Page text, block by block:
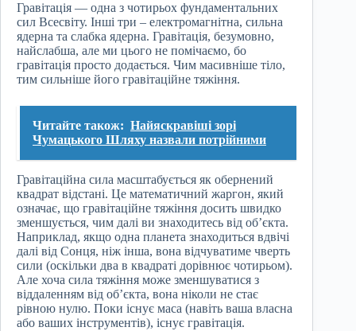
Гравітація — одна з чотирьох фундаментальних
сил Всесвіту. Інші три – електромагнітна, сильна
ядерна та слабка ядерна. Гравітація, безумовно,
найслабша, але ми цього не помічаємо, бо
гравітація просто додається. Чим масивніше тіло,
тим сильніше його гравітаційне тяжіння.
Читайте також: Найяскравіші зорі
Чумацького Шляху назвали потрійними
Гравітаційна сила масштабується як обернений
квадрат відстані. Це математичний жаргон, який
означає, що гравітаційне тяжіння досить швидко
зменшується, чим далі ви знаходитесь від об’єкта.
Наприклад, якщо одна планета знаходиться вдвічі
далі від Сонця, ніж інша, вона відчуватиме чверть
сили (оскільки два в квадраті дорівнює чотирьом).
Але хоча сила тяжіння може зменшуватися з
віддаленням від об’єкта, вона ніколи не стає
рівною нулю. Поки існує маса (навіть ваша власна
або ваших інструментів), існує гравітація.